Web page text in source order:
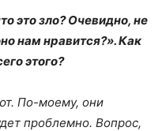
это зло? Очевидно, не
нам нравится?». Как
этого?
По-моему, они
проблемно. Вопрос,